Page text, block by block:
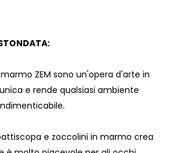
ZEM sono un'opera d'arte in
e rende qualsiasi ambiente
e zoccolini in marmo crea